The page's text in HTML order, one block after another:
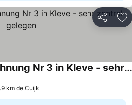
Partilhar
Moderne Ferienwohnung Nr 3 in Kleve - sehr zentral gelegen
km de Cuijk